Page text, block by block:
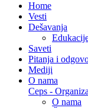
Home
Vesti
Dešavanja
Saveti
Pitanja i
Mediji
O nama
Ceps -
O nama